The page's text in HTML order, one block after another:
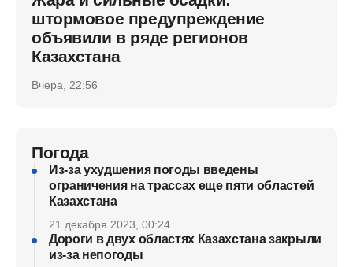
штормовое предупреждение
объявили в ряде регионов
Казахстана
Вчера, 22:56
Погода
Из-за ухудшения погоды введены
ограничения на трассах еще пяти областей
Казахстана
21 декабря 2023, 00:24
Дороги в двух областях Казахстана закрыли
из-за непогоды